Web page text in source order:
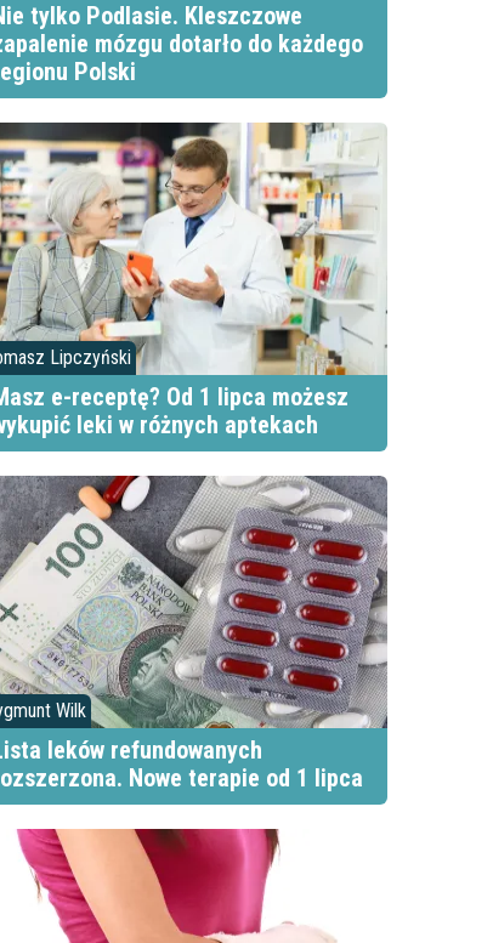
tylko Podlasie. Kleszczowe
mózgu dotarło do każdego
Polski
Lipczyński
e-receptę? Od 1 lipca możesz
leki w różnych aptekach
Wilk
leków refundowanych
Nowe terapie od 1 lipca